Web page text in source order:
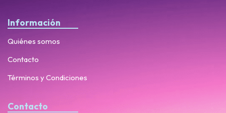
Información
Quiénes somos
Contacto
Términos y Condiciones
Contacto